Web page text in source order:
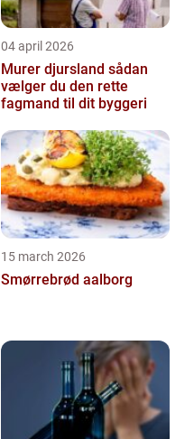
04 april 2026
Murer djursland sådan
vælger du den rette
fagmand til dit byggeri
15 march 2026
Smørrebrød aalborg